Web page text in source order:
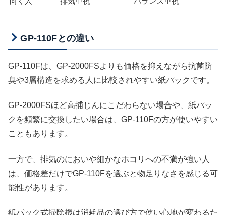
GP-110Fとの違い
GP-110Fは、GP-2000FSよりも価格を抑えながら抗菌防
臭や3層構造を求める人に比較されやすい紙パックです。
GP-2000FSほど高捕じんにこだわらない場合や、紙パッ
クを頻繁に交換したい場合は、GP-110Fの方が使いやすい
こともあります。
一方で、排気のにおいや細かなホコリへの不満が強い人
は、価格差だけでGP-110Fを選ぶと物足りなさを感じる可
能性があります。
紙パック式掃除機は消耗品の選び方で使い心地が変わるた